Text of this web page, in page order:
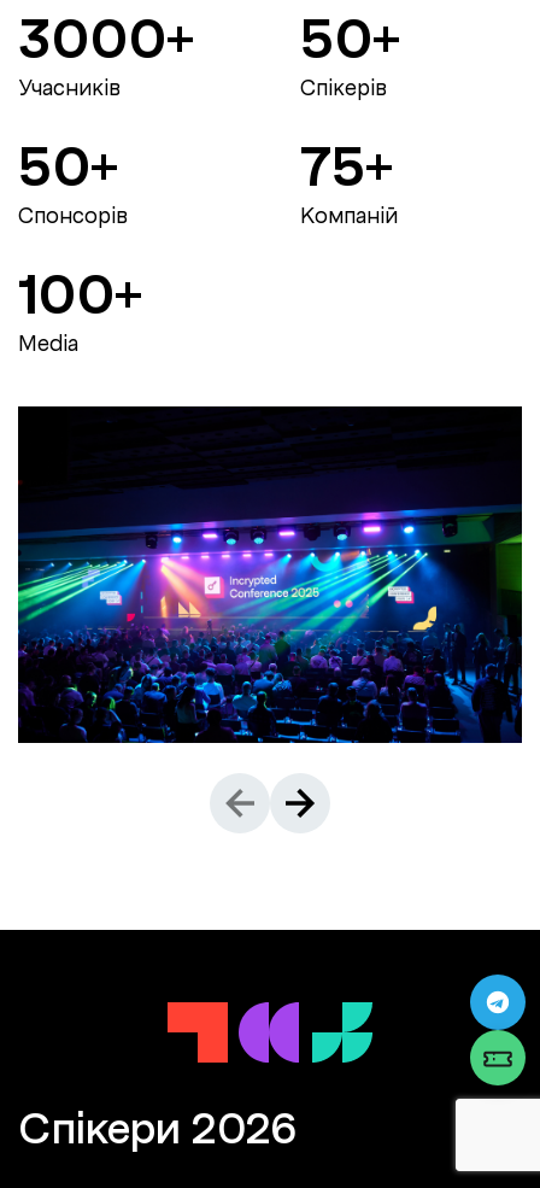
3000+
Учасників
50+
Спікерів
50+
Спонсорів
75+
Компаній
100+
Media
Спікери 2026